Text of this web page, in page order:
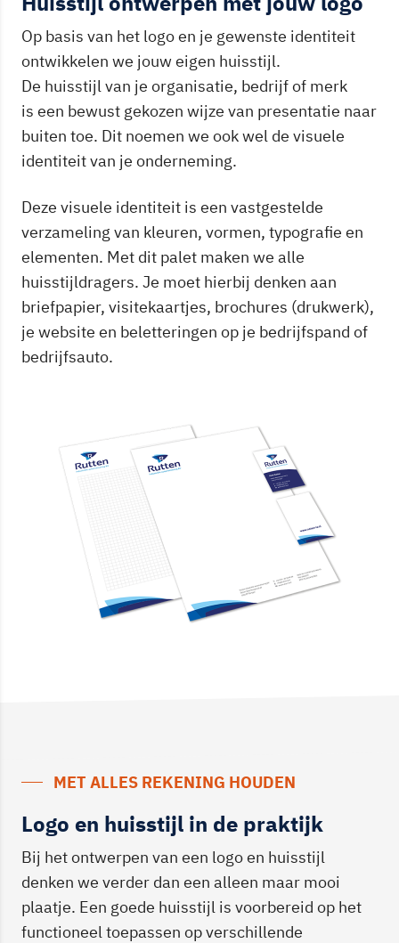
Op basis van het logo en je gewenste identiteit
ontwikkelen we jouw eigen huisstijl.
De huisstijl van je organisatie, bedrijf of merk
is een bewust gekozen wijze van presentatie naar
buiten toe. Dit noemen we ook wel de visuele
identiteit van je onderneming.
Deze visuele identiteit is een vastgestelde
verzameling van kleuren, vormen, typografie en
elementen. Met dit palet maken we alle
huisstijldragers. Je moet hierbij denken aan
briefpapier, visitekaartjes, brochures (drukwerk),
je website en beletteringen op je bedrijfspand of
bedrijfsauto.
MET ALLES REKENING HOUDEN
Logo en huisstijl in de praktijk
Bij het ontwerpen van een logo en huisstijl
denken we verder dan een alleen maar mooi
plaatje. Een goede huisstijl is voorbereid op het
functioneel toepassen op verschillende